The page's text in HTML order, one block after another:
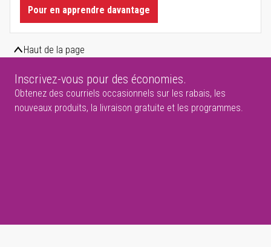
Pour en apprendre davantage
Haut de la page
Inscrivez-vous pour des économies.
Obtenez des courriels occasionnels sur les rabais, les
nouveaux produits, la livraison gratuite et les programmes.